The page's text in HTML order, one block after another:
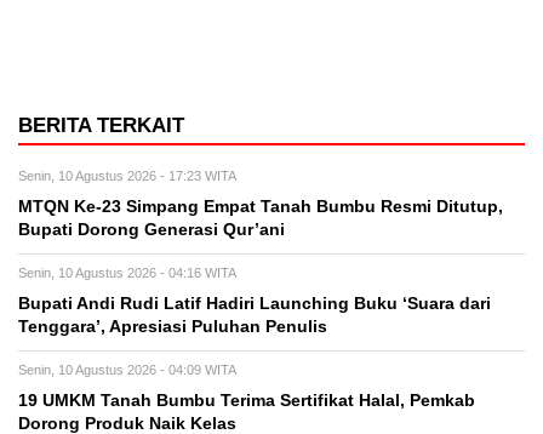
BERITA TERKAIT
Senin, 10 Agustus 2026 - 17:23 WITA
MTQN Ke-23 Simpang Empat Tanah Bumbu Resmi Ditutup,
Bupati Dorong Generasi Qur’ani
Senin, 10 Agustus 2026 - 04:16 WITA
Bupati Andi Rudi Latif Hadiri Launching Buku ‘Suara dari
Tenggara’, Apresiasi Puluhan Penulis
Senin, 10 Agustus 2026 - 04:09 WITA
19 UMKM Tanah Bumbu Terima Sertifikat Halal, Pemkab
Dorong Produk Naik Kelas